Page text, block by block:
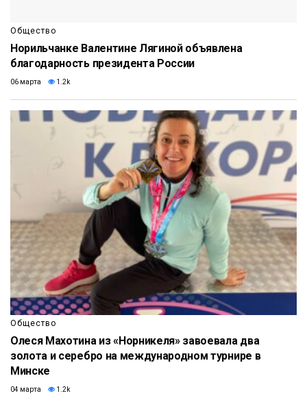
Общество
Норильчанке Валентине Лягиной объявлена
благодарность президента России
06 марта 1.2k
Общество
Олеся Махотина из «Норникеля» завоевала два
золота и серебро на международном турнире в
Минске
04 марта 1.2k